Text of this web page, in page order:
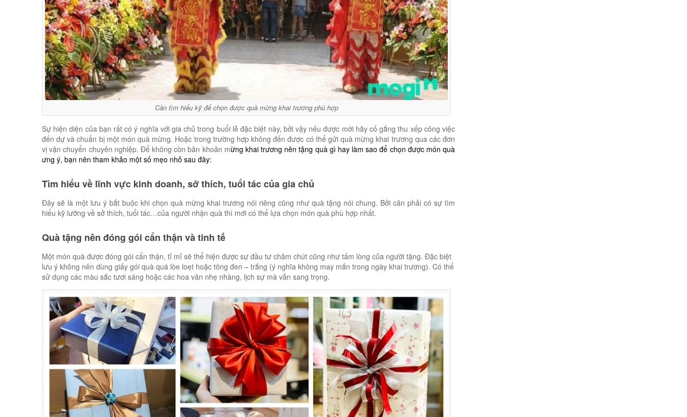
Cần tìm hiểu kỹ để chọn được quà mừng khai trương phù hợp
Sự hiện diện của bạn rất có ý nghĩa với gia chủ trong buổi lễ đặc biệt này, bởi vậy nếu được mời hãy cố gắng thu xếp công việc
đến dự và chuẩn bị một món quà mừng. Hoặc trong trường hợp không đến được có thể gửi quà mừng khai trương qua các đơn
vị vận chuyển chuyên nghiệp. Để không còn băn khoăn mừng khai trương nên tặng quà gì hay làm sao để chọn được món quà
ưng ý, bạn nên tham khảo một số mẹo nhỏ sau đây:
Tìm hiểu về lĩnh vực kinh doanh, sở thích, tuổi tác của gia chủ
Đây sẽ là một lưu ý bắt buộc khi chọn quà mừng khai trương nói riêng cũng như quà tặng nói chung. Bởi cân phải có sự tìm
hiểu kỹ lưỡng về sở thích, tuổi tác…của người nhận quà thì mới có thể lựa chọn món quà phù hợp nhất.
Quà tặng nên đóng gói cẩn thận và tinh tế
Một món quà được đóng gói cẩn thận, tỉ mỉ sẽ thể hiện được sự đầu tư chăm chút cũng như tấm lòng của người tặng. Đặc biệt
lưu ý không nên dùng giấy gói quà quá lòe loẹt hoặc tông đen – trắng (ý nghĩa không may mắn trong ngày khai trương). Có thể
sử dụng các màu sắc tươi sáng hoặc các hoa văn nhẹ nhàng, lịch sự mà vẫn sang trọng.